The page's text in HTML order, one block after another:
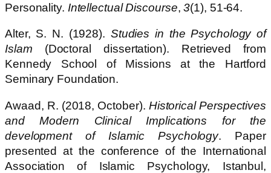
Personality. Intellectual Discourse,3(1), 51-64.
Alter, S. N. (1928). Studies in the Psychology of
Islam (Doctoral dissertation). Retrieved from
Kennedy School of Missions at the Hartford
Seminary Foundation.
Awaad, R. (2018, October). Historical Perspectives
and Modern Clinical Implications for the
development of Islamic Psychology. Paper
presented at the conference of the International
Association of Islamic Psychology, Istanbul,